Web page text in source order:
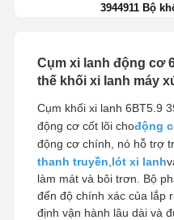
3944911 Bộ
Cụm xi lanh động cơ
thế khối xi lanh máy
Cụm khối xi lanh 6BT5.9
động cơ cốt lõi chođộng
động cơ chính, nó hỗ trợ
thanh truyền lót xi lanh
làm mát và bôi trơn. Bộ
đến độ chính xác của lắp
định vận hành lâu dài và